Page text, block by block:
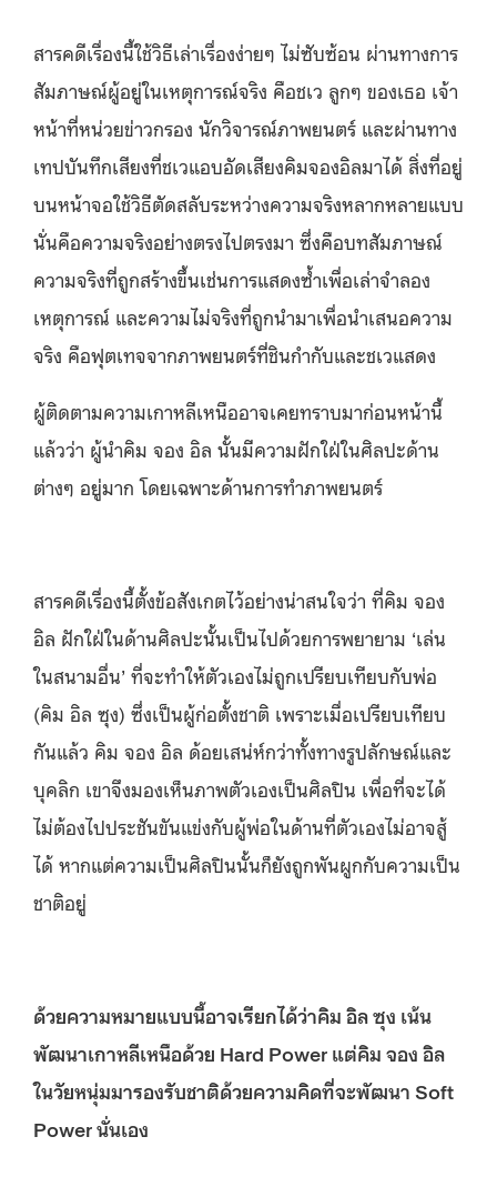
สารคดีเรื่องนี้ใช้วิธีเล่าเรื่องง่ายๆ ไม่ซับซ้อน ผ่านทางการ
สัมภาษณ์ผู้อยู่ในเหตุการณ์จริง คือชเว ลูกๆ ของเธอ เจ้า
หน้าที่หน่วยข่าวกรอง นักวิจารณ์ภาพยนตร์ และผ่านทาง
เทปบันทึกเสียงที่ชเวแอบอัดเสียงคิมจองอิลมาได้ สิ่งที่อยู่
บนหน้าจอใช้วิธีตัดสลับระหว่างความจริงหลากหลายแบบ
นั่นคือความจริงอย่างตรงไปตรงมา ซึ่งคือบทสัมภาษณ์
ความจริงที่ถูกสร้างขึ้นเช่นการแสดงซ้ำเพื่อเล่าจำลอง
เหตุการณ์ และความไม่จริงที่ถูกนำมาเพื่อนำเสนอความ
จริง คือฟุตเทจจากภาพยนตร์ที่ชินกำกับและชเวแสดง
ผู้ติดตามความเกาหลีเหนืออาจเคยทราบมาก่อนหน้านี้
แล้วว่า ผู้นำคิม จอง อิล นั้นมีความฝักใฝ่ในศิลปะด้าน
ต่างๆ อยู่มาก โดยเฉพาะด้านการทำภาพยนตร์
สารคดีเรื่องนี้ตั้งข้อสังเกตไว้อย่างน่าสนใจว่า ที่คิม จอง
อิล ฝักใฝ่ในด้านศิลปะนั้นเป็นไปด้วยการพยายาม ‘เล่น
ในสนามอื่น’ ที่จะทำให้ตัวเองไม่ถูกเปรียบเทียบกับพ่อ
(คิม อิล ซุง) ซึ่งเป็นผู้ก่อตั้งชาติ เพราะเมื่อเปรียบเทียบ
กันแล้ว คิม จอง อิล ด้อยเสน่ห์กว่าทั้งทางรูปลักษณ์และ
บุคลิก เขาจึงมองเห็นภาพตัวเองเป็นศิลปิน เพื่อท่ีจะได้
ไม่ต้องไปประชันขันแข่งกับผู้พ่อในด้านที่ตัวเองไม่อาจสู้
ได้ หากแต่ความเป็นศิลปินนั้นก็ยังถูกพันผูกกับความเป็น
ชาติอยู่
ด้วยความหมายแบบนี้อาจเรียกได้ว่าคิม อิล ซุง เน้น
พัฒนาเกาหลีเหนือด้วย Hard Power แต่คิม จอง อิล
ในวัยหนุ่มมารองรับชาติด้วยความคิดที่จะพัฒนา Soft
Power นั่นเอง